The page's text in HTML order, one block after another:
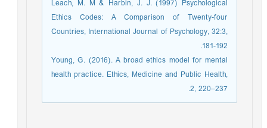
Leach, M. M & Harbin, J. J. (1997) Psychological
Ethics Codes: A Comparison of Twenty-four
Countries, International Journal of Psychology, 32:3,
181-192.
Young, G. (2016). A broad ethics model for mental
health practice. Ethics, Medicine and Public Health,
2, 220–237.